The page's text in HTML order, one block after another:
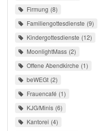
Firmung 8
Familiengottesdienste 9
Kindergottesdienste 12
MoonlightMass 2
Offene Abendkirche 1
beWEGt 2
Frauencafé 1
KJG/Minis 6
Kantorei 4